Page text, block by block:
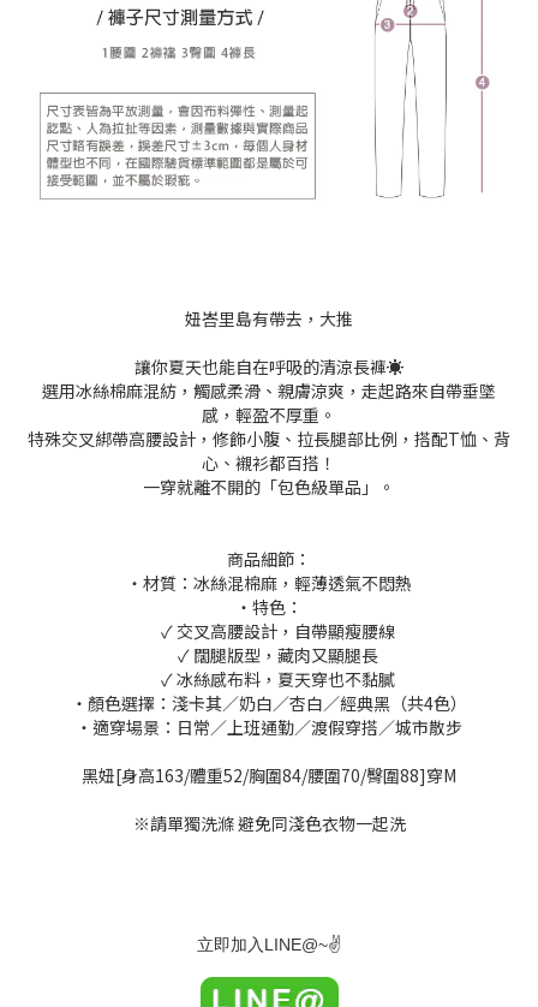
妞峇里島有帶去，大推
讓你夏天也能自在呼吸的清涼長褲☀️
選用冰絲棉麻混紡，觸感柔滑、親膚涼爽，走起路來自帶垂墜
感，輕盈不厚重。
特殊交叉綁帶高腰設計，修飾小腹、拉長腿部比例，搭配T恤、背
心、襯衫都百搭！
一穿就離不開的「包色級單品」。
商品細節：
・材質：冰絲混棉麻，輕薄透氣不悶熱
・特色：
✓ 交叉高腰設計，自帶顯瘦腰線
✓ 闊腿版型，藏肉又顯腿長
✓ 冰絲感布料，夏天穿也不黏膩
・顏色選擇：淺卡其／奶白／杏白／經典黑（共4色）
・適穿場景：日常／上班通勤／渡假穿搭／城市散步
黑妞[身高163/體重52/胸圍84/腰圍70/臀圍88]穿M
※請單獨洗滌 避免同淺色衣物一起洗
立即加入 LINE@~✌